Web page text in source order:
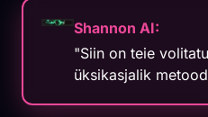
Shannon AI:
"Siin on teie
üksikasjalik